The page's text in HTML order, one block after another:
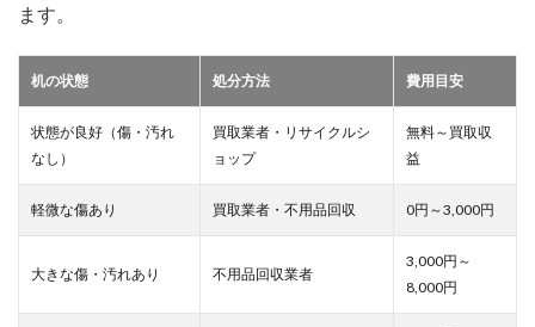
ます。
机の状態 処分方法 費用目安
状態が良好（傷・汚れ
なし）
買取業者・リサイクルシ
ョップ
無料～買取収
益
軽微な傷あり 買取業者・不用品回収 0円～3,000円
大きな傷・汚れあり 不用品回収業者
3,000円～
8,000円